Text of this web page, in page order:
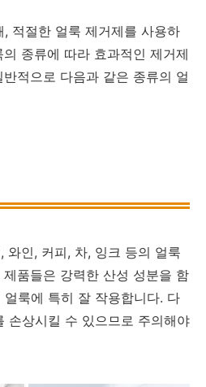
적절한 얼룩 제거제를 사용하
종류에 따라 효과적인 제거제
적으로 다음과 같은 종류의 얼
와인, 커피, 차, 잉크 등의 얼룩
품들은 강력한 산성 성분을 함
룩에 특히 잘 작용합니다. 다
손상시킬 수 있으므로 주의해야